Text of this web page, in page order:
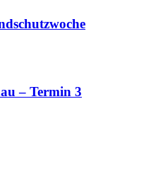
– Termin 3